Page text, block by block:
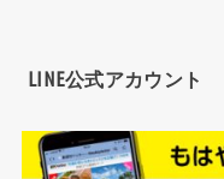
LINE公式アカウント